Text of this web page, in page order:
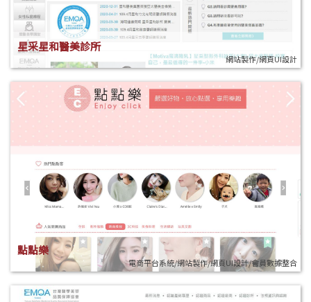
星采星和醫美診所
網站製作/網頁UI設計
點點樂
電商平台系統/網站製作/網頁UI設計/會員數據整合